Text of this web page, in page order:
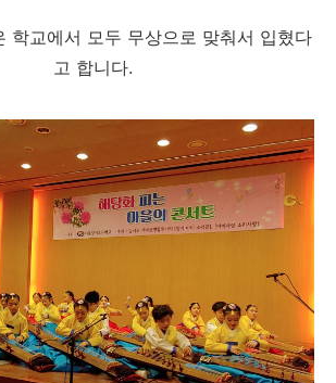
학교에서 모두 무상으로 맞춰서 입혔다
고 합니다.